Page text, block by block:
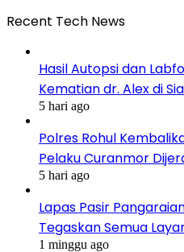
Recent Tech News
Hasil Autopsi dan
Kematian dr. Alex di
5 hari ago
Polres Rohul
Pelaku Curanmor
5 hari ago
Lapas Pasir
Tegaskan Semua
1 minggu ago